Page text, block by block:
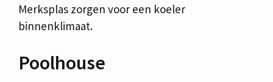
Merksplas zorgen voor een koeler
binnenklimaat.
Poolhouse